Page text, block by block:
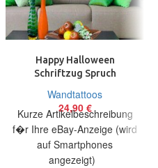
Happy Halloween
Schriftzug Spruch
Wand Schmuck 75 x 38 cm
Wandtattoos
24,90 €
Kurze Artikelbeschreibung
f�r Ihre eBay-Anzeige (wird
auf Smartphones
angezeigt)